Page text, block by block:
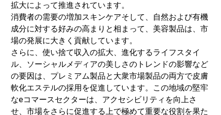
拡大によって推進されています。
消費者の需要の増加スキンケアそして、自然および有機
成分に対する好みの高まりと相まって、美容製品は、市
場の発展に大きく貢献しています。
さらに、使い捨て収入の拡大、進化するライフスタイ
ル、ソーシャルメディアの美しさのトレンドの影響など
の要因は、プレミアム製品と大衆市場製品の両方で皮膚
軟化エステルの採用を促進しています。この地域の堅牢
なeコマースセクターは、アクセシビリティを向上さ
せ、市場をさらに促進する上で極めて重要な役割を果た